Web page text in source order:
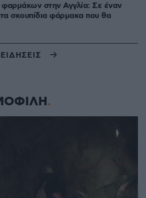
φαρμάκων στην Αγγλία: Σε έναν
σκουπίδια φάρμακα που θα